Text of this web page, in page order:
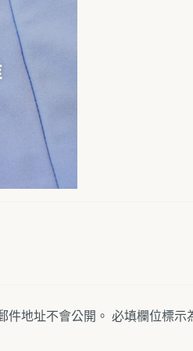
件地址不會公開。 必填欄位標示